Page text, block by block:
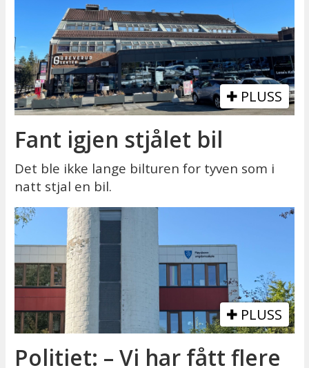
PLUSS
Fant igjen stjålet bil
Det ble ikke lange bilturen for tyven som i
natt stjal en bil.
PLUSS
Politiet: – Vi har fått flere